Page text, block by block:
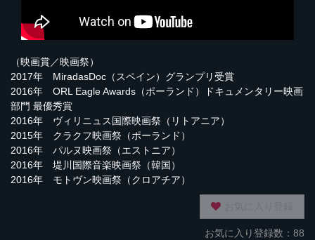
（映画賞／映画祭）
2017年 MiradasDoc（スペイン）グランプリ受賞
2016年 ORL Eagle Awards（ポーランド）ドキュメンタリー映画
部門 最優秀賞
2016年 ヴィリニュス国際映画祭（リトアニア）
2015年 クラクフ映画祭（ポーランド）
2016年 パルヌ映画祭（エストニア）
2016年 堤川国際音楽映画祭（韓国）
2016年 モトヴン映画祭（クロアチア）
お気に入り登録数：88